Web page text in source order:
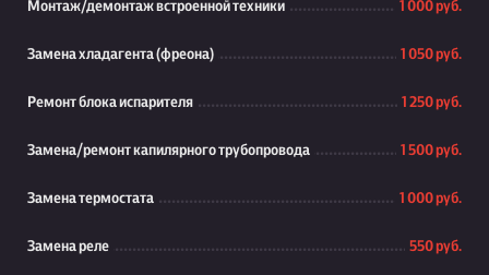
Монтаж/демонтаж встроенной техники 1 000 руб.
Замена хладагента (фреона) 1 050 руб.
Ремонт блока испарителя 1 250 руб.
Замена/ремонт капилярного трубопровода 1 500 руб.
Замена термостата 1 000 руб.
Замена реле 550 руб.